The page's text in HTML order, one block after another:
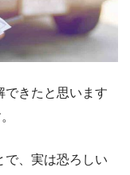
できたと思います
で、実は恐ろしい